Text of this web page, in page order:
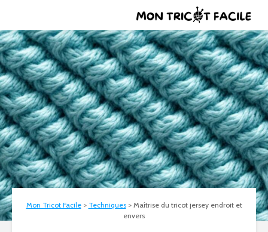
Mon Tricot Facile> Techniques> Maîtrise du tricot jersey endroit et
envers